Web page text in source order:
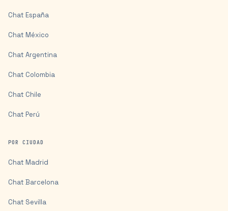
Chat España
Chat México
Chat Argentina
Chat Colombia
Chat Chile
Chat Perú
POR CIUDAD
Chat Madrid
Chat Barcelona
Chat Sevilla